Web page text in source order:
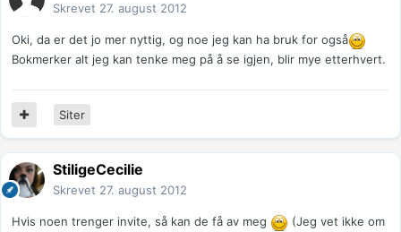
Skrevet 27. august 2012
Oki, da er det jo mer nyttig, og noe jeg kan ha bruk for også
Bokmerker alt jeg kan tenke meg på å se igjen, blir mye etterhvert.
Siter
StiligeCecilie
Skrevet 27. august 2012
Hvis noen trenger invite, så kan de få av meg
(Jeg vet ikke om